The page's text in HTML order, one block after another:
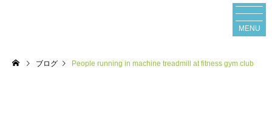
MENU
ブログ People running in machine treadmill at fitness gym club